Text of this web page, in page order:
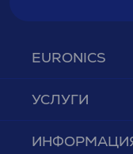
EURONICS
УСЛУГИ